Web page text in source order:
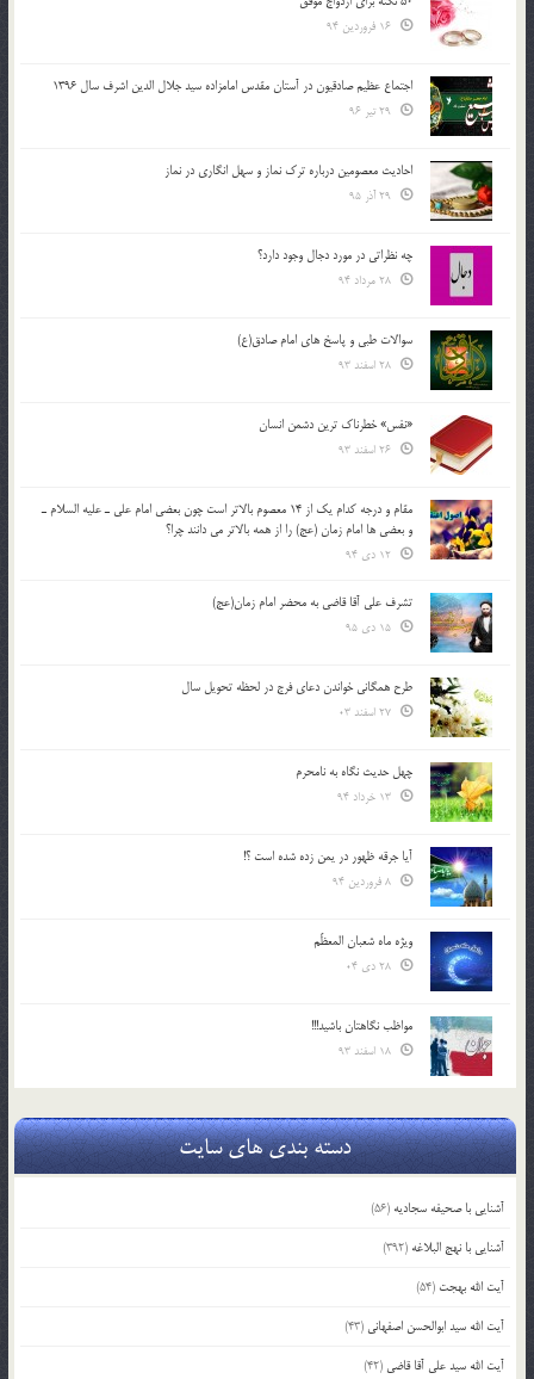
اجتماع عظیم صادقیون در آستان مقدس امامزاده سید جلال الدین اشرف سال 1396
احادیث معصومین درباره ترک نماز و سهل انگاری در نماز
چه نظراتی در مورد دجال وجود دارد؟
سوالات طبی و پاسخ های امام صادق(ع)
«نفس» خطرناک ترین دشمن انسان
مقام و درجه كدام يك از 14 معصوم بالاتر است چون بعضي امام علي ـ عليه السلام ـ
و بعضي ها امام زمان (عج) را از همه بالاتر مي دانند چرا؟
تشرف علي آقا قاضي به محضر امام زمان(عج)
طرح همگانی خواندن دعای فرج در لحظه تحویل سال
چهل حدیث نگاه به نامحرم
آیا جرقه ظهور در یمن زده شده است ؟!
ویژه ماه شعبان المعظّم
مواظب نگاهتان باشید!!!
دسته بندی های سایت
آشنایی با صحیفه سجادیه (56)
آشنایی با نهج البلاغه (392)
آیت الله بهجت (54)
آیت الله سید ابوالحسن اصفهانی (43)
آیت الله سید علی آقا قاضی (42)